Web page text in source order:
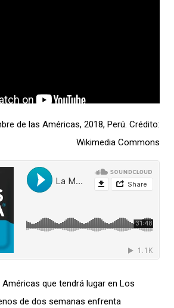
de las Américas, 2018, Perú. Crédito:
Wikimedia Commons
que tendrá lugar en Los
de dos semanas enfrenta